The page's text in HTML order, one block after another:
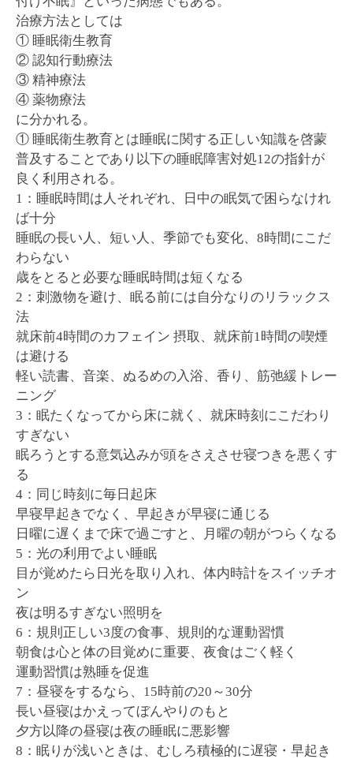
治療方法としては
① 睡眠衛生教育
② 認知行動療法
③ 精神療法
④ 薬物療法
に分かれる。
① 睡眠衛生教育とは睡眠に関する正しい知識を啓蒙
普及することであり以下の睡眠障害対処12の指針が
良く利用される。
1：睡眠時間は人それぞれ、日中の眠気で困らなけれ
ば十分
睡眠の長い人、短い人、季節でも変化、8時間にこだ
わらない
歳をとると必要な睡眠時間は短くなる
2：刺激物を避け、眠る前には自分なりのリラックス
法
就床前4時間のカフェイン 摂取、就床前1時間の喫煙
は避ける
軽い読書、音楽、ぬるめの入浴、香り、筋弛緩トレー
ニング
3：眠たくなってから床に就く、就床時刻にこだわり
すぎない
眠ろうとする意気込みが頭をさえさせ寝つきを悪くす
る
4：同じ時刻に毎日起床
早寝早起きでなく、早起きが早寝に通じる
日曜に遅くまで床で過ごすと、月曜の朝がつらくなる
5：光の利用でよい睡眠
目が覚めたら日光を取り入れ、体内時計をスイッチオ
ン
夜は明るすぎない照明を
6：規則正しい3度の食事、規則的な運動習慣
朝食は心と体の目覚めに重要、夜食はごく軽く
運動習慣は熟睡を促進
7：昼寝をするなら、15時前の20～30分
長い昼寝はかえってぼんやりのもと
夕方以降の昼寝は夜の睡眠に悪影響
8：眠りが浅いときは、むしろ積極的に遅寝・早起き